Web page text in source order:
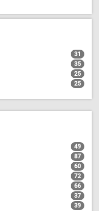
31
35
25
25
49
87
60
72
66
37
39